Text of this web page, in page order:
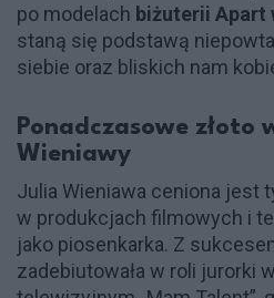
po modelach biżuterii Apart
staną się podstawą
siebie oraz bliskich nam
Ponadczasowe złoto
Wieniawy
Julia Wieniawa ceniona jest
w produkcjach filmowych i
jako piosenkarka. Z
zadebiutowała w roli jurorki